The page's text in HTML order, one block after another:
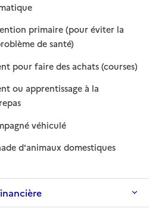
: disponible
: non disponible
primaire (pour éviter la
de santé): disponible
: non disponible
pour faire des achats (courses)
:
: non
ou apprentissage à la
: disponible
: non disponible
véhiculé
: disponible
: non disponible
d'animaux domestiques: disponible
: non